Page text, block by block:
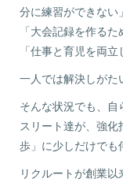
分に練習ができない」
「大会記録を作る
「仕事と育児を両
一人では解決しがた
そんな状況でも、自
スリート達が、強
歩」に少しだけでも
リクルートが創業